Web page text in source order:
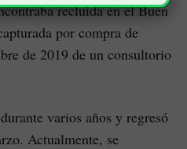
recluida en el Buen
por compra de
de 2019 de un consultorio
varios años y regresó
Actualmente, se